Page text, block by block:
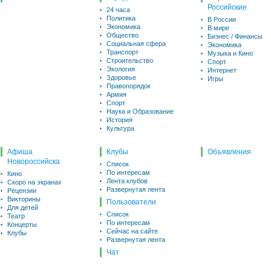
24 часа
Политика
Экономика
Общество
Социальная сфера
Транспорт
Строительство
Экология
Здоровье
Правопорядок
Армия
Спорт
Наука и Образование
История
Культура
Российские
В России
В мире
Бизнес / Финансы
Экономика
Музыка и Кино
Спорт
Интернет
Игры
Афиша
Новороссийска
Кино
Скоро на экранах
Рецензии
Викторины
Для детей
Театр
Концерты
Клубы
Клубы
Список
По интересам
Лента клубов
Развернутая лента
Пользователи
Список
По интересам
Сейчас на сайте
Развернутая лента
Чат
Объявления